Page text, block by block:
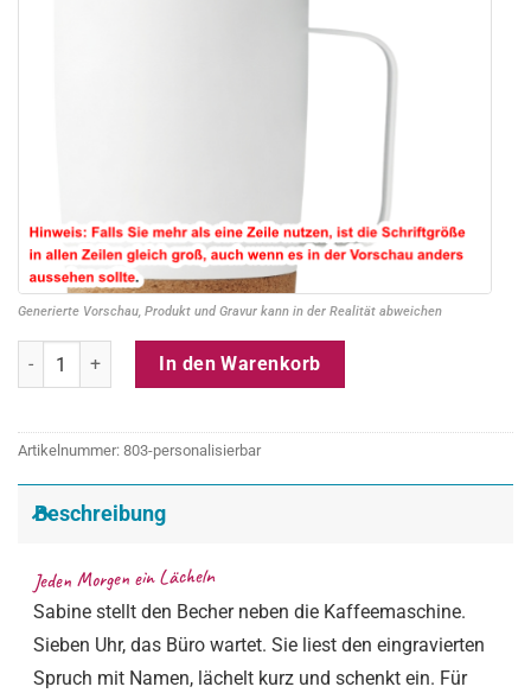
Generierte Vorschau, Produkt und Gravur kann in der Realität abweichen
Edelstahlbecher mit Gravur, 300 ml, Weiß mit Korkboden +
In den Warenkorb
Artikelnummer: 803-personalisierbar
Beschreibung
Jeden Morgen ein Lächeln
Sabine stellt den Becher neben die Kaffeemaschine.
Sieben Uhr, das Büro wartet. Sie liest den eingravierten
Spruch mit Namen, lächelt kurz und schenkt ein. Für